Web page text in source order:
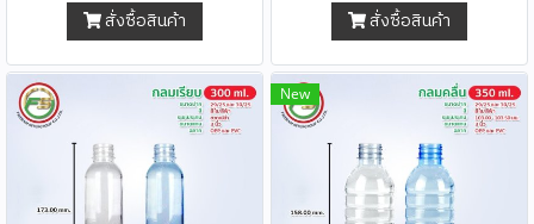
สั่งซื้อสินค้า สั่งซื้อสินค้า
New